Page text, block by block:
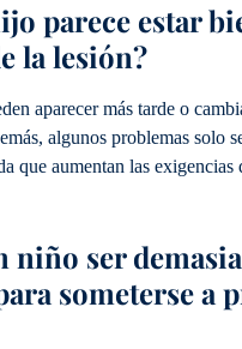
parece estar
la lesión?
aparecer más tarde o
algunos problemas solo
que aumentan las exigencias
niño ser
someterse a